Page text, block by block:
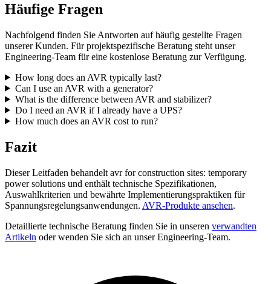
Häufige Fragen
Nachfolgend finden Sie Antworten auf häufig gestellte Fragen
unserer Kunden. Für projektspezifische Beratung steht unser
Engineering-Team für eine kostenlose Beratung zur Verfügung.
How long does an AVR typically last?
Can I use an AVR with a generator?
What is the difference between AVR and stabilizer?
Do I need an AVR if I already have a UPS?
How much does an AVR cost to run?
Fazit
Dieser Leitfaden behandelt avr for construction sites: temporary
power solutions und enthält technische Spezifikationen,
Auswahlkriterien und bewährte Implementierungspraktiken für
Spannungsregelungsanwendungen. AVR-Produkte ansehen.
Detaillierte technische Beratung finden Sie in unseren verwandten
Artikeln oder wenden Sie sich an unser Engineering-Team.